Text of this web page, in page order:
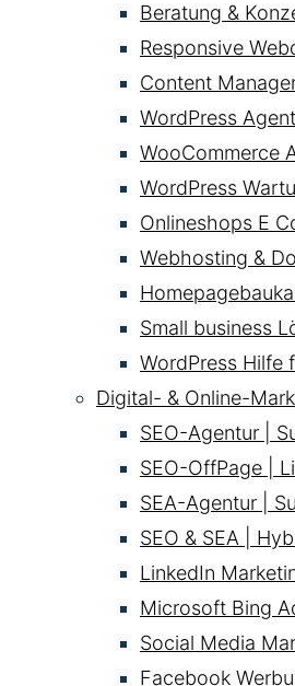
Beratung &
Responsive
Content
WordPress
WooCommerce
WordPress
Onlineshops E
Webhosting &
Small business
WordPress Hilfe
Digital- & Online-
SEO-Agentur |
SEO-OffPage |
SEA-Agentur |
SEO & SEA |
LinkedIn
Microsoft Bing
Social Media
Facebook